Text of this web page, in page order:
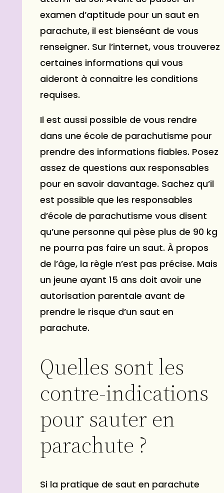
examen d’aptitude pour un saut en
parachute, il est bienséant de vous
renseigner. Sur l’internet, vous trouverez
certaines informations qui vous
aideront à connaitre les conditions
requises.
Il est aussi possible de vous rendre
dans une école de parachutisme pour
prendre des informations fiables. Posez
assez de questions aux responsables
pour en savoir davantage. Sachez qu’il
est possible que les responsables
d’école de parachutisme vous disent
qu’une personne qui pèse plus de 90 kg
ne pourra pas faire un saut. À propos
de l’âge, la règle n’est pas précise. Mais
un jeune ayant 15 ans doit avoir une
autorisation parentale avant de
prendre le risque d’un saut en
parachute.
Quelles sont les
contre-indications
pour sauter en
parachute ?
Si la pratique de saut en parachute